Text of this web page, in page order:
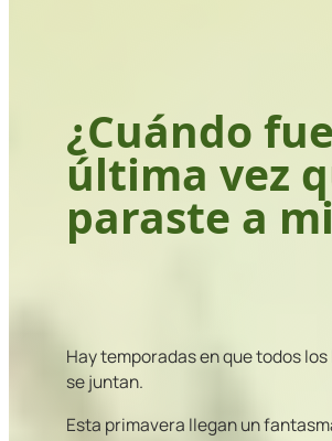
¿Cuándo
última vez
paraste a
Hay temporadas en que todos
se juntan.
Esta primavera llegan un